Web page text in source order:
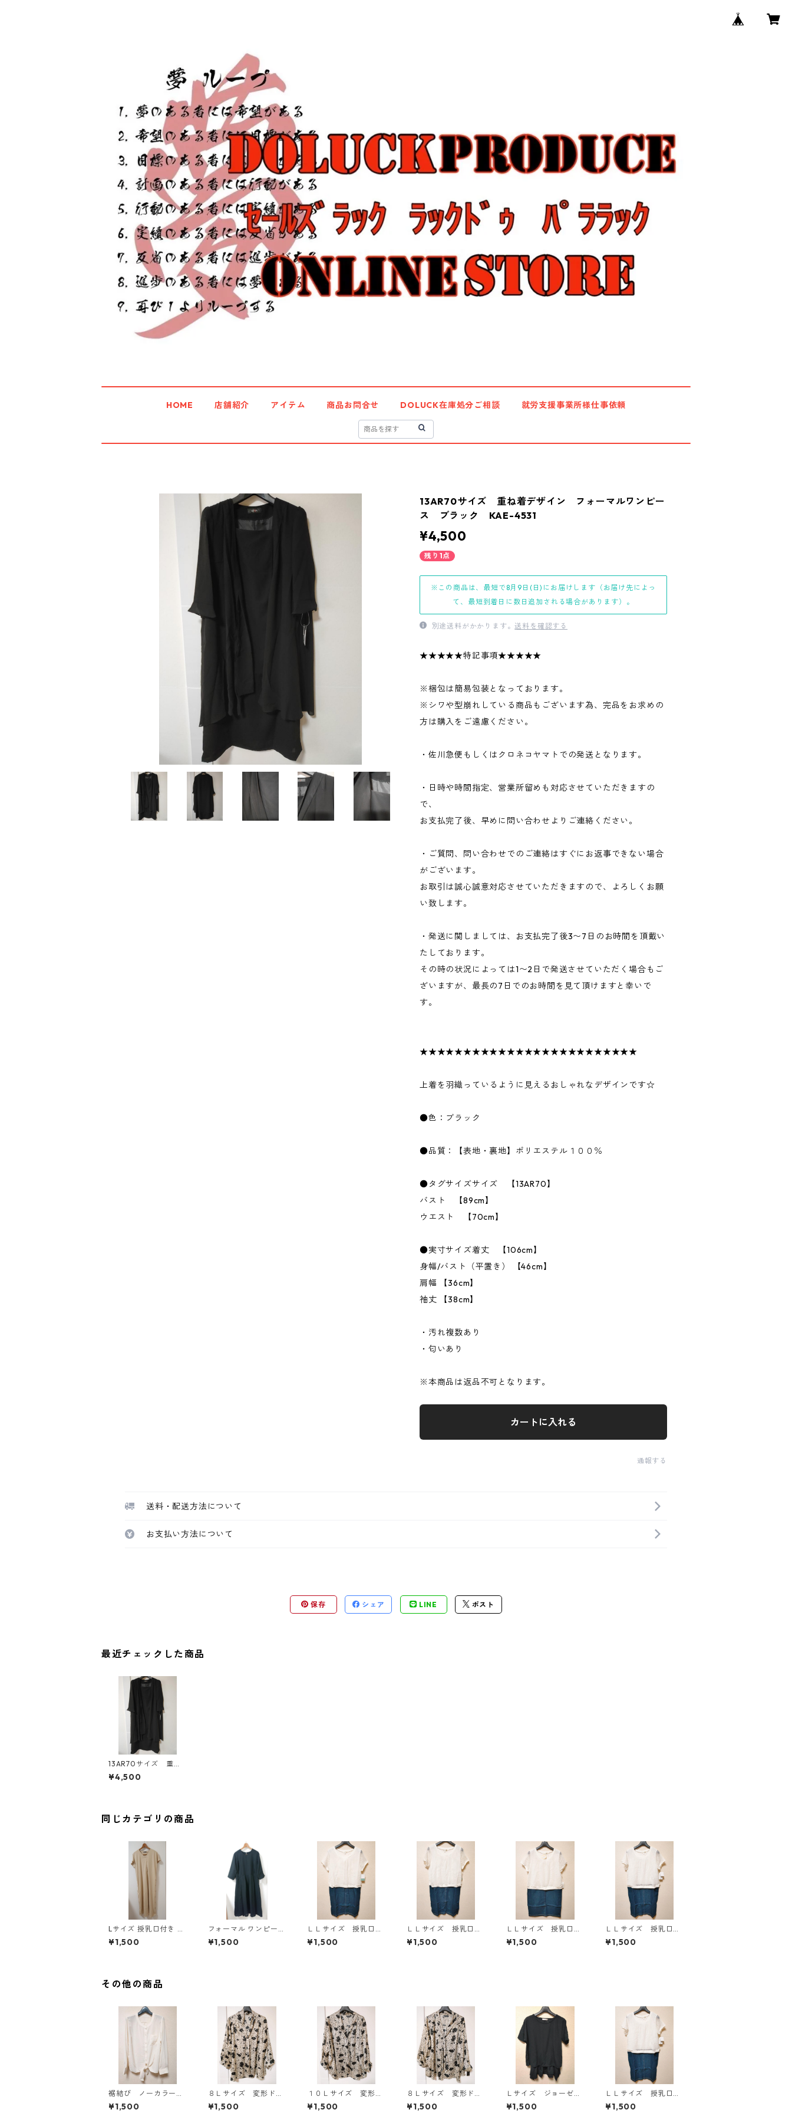
HOME 店舗紹介 アイテム 商品お問合せ DOLUCK在庫処分ご相談 就労支援事業所様仕事依頼
13AR70サイズ 重ね着デザイン フォーマルワンピー
ス ブラック KAE-4531
¥4,500
残り1点
※この商品は、最短で8月9日(日)にお届けします（お届け先によっ
て、最短到着日に数日追加される場合があります）。
別途送料がかかります。送料を確認する
★★★★★特記事項★★★★★
※梱包は簡易包装となっております。
※シワや型崩れしている商品もございます為、完品をお求めの
方は購入をご遠慮ください。
・佐川急便もしくはクロネコヤマトでの発送となります。
・日時や時間指定、営業所留めも対応させていただきますの
で、
お支払完了後、早めに問い合わせよりご連絡ください。
・ご質問、問い合わせでのご連絡はすぐにお返事できない場合
がございます。
お取引は誠心誠意対応させていただきますので、よろしくお願
い致します。
・発送に関しましては、お支払完了後3〜7日のお時間を頂戴い
たしております。
その時の状況によっては1〜2日で発送させていただく場合もご
ざいますが、最長の7日でのお時間を見て頂けますと幸いで
す。
★★★★★★★★★★★★★★★★★★★★★★★★★
上着を羽織っているように見えるおしゃれなデザインです☆
●色：ブラック
●品質：【表地・裏地】ポリエステル１００％
●タグサイズサイズ 【13AR70】
バスト 【89cm】
ウエスト 【70cm】
●実寸サイズ着丈 【106cm】
身幅/バスト（平置き） 【46cm】
肩幅 【36cm】
袖丈 【38cm】
・汚れ複数あり
・匂いあり
※本商品は返品不可となります。
カートに入れる
通報する
送料・配送方法について
お支払い方法について
保存 シェア LINE ポスト
最近チェックした商品
13AR70サイズ 重ね
着デザイン フォーマ
ルワンピース ブラッ
¥4,500
同じカテゴリの商品
Lサイズ 授乳口付き サ
イドボタンデザイン ワ
ンピース マタニティ
¥1,500
フォーマル ワンピース
5L ブラック ◆KIY-13
00◆
¥1,500
ＬＬサイズ 授乳口付
き マタニティ ドッ
キングワンピース ホ
¥1,500
ＬＬサイズ 授乳口付
き マタニティ ドッ
キングワンピース ホ
¥1,500
ＬＬサイズ 授乳口付
き マタニティ ドッ
キングワンピース ホ
¥1,500
ＬＬサイズ 授乳口付
き マタニティ ドッ
キングワンピース ホ
¥1,500
その他の商品
裾結び ノーカラーブ
ラウス ３Ｌ アイボ
リー KAE-4813
¥1,500
８Ｌサイズ 変形ドッ
ト 花柄 ボウタイブ
ラウス オフホワイ
¥1,500
１０Ｌサイズ 変形ド
ット 花柄 ボウタイ
ブラウス オフホワイ
¥1,500
８Ｌサイズ 変形ドッ
ト 花柄 ボウタイブ
ラウス オフホワイ
¥1,500
Ｌサイズ ジョーゼッ
ト レイヤード風プル
オーバー ブラック
¥1,500
ＬＬサイズ 授乳口付
き マタニティ ドッ
キングワンピース ホ
¥1,500